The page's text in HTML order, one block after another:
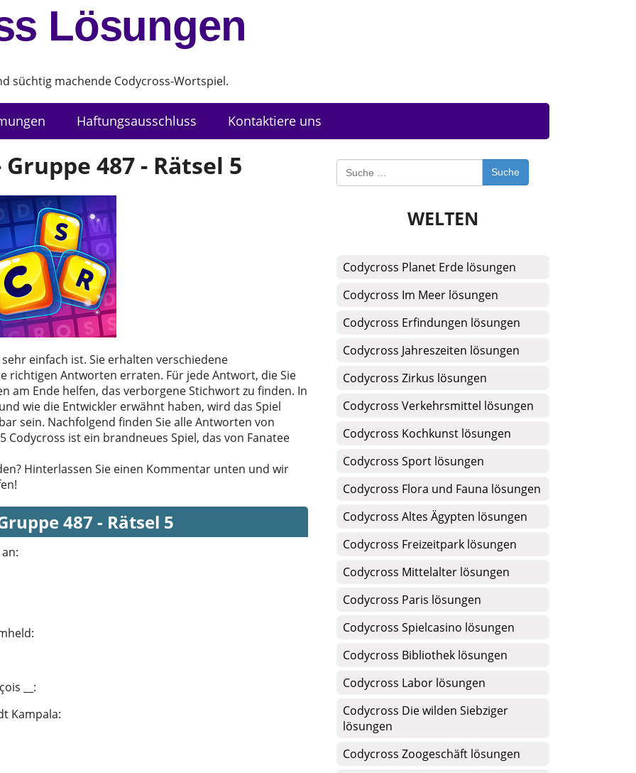
Lösungen
süchtig machende Codycross-Wortspiel.
Haftungsausschluss Kontaktiere uns
487 - Rätsel 5
einfach ist. Sie erhalten verschiedene
richtigen Antworten erraten. Für jede Antwort, die Sie
am Ende helfen, das verborgene Stichwort zu finden. In
wie die Entwickler erwähnt haben, wird das Spiel
sein. Nachfolgend finden Sie alle Antworten von
Codycross ist ein brandneues Spiel, das von Fanatee
Hinterlassen Sie einen Kommentar unten und wir
487 - Rätsel 5
:
:
__ :
Kampala:
Suche
WELTEN
Codycross Planet Erde lösungen
Codycross Im Meer lösungen
Codycross Erfindungen lösungen
Codycross Jahreszeiten lösungen
Codycross Zirkus lösungen
Codycross Verkehrsmittel lösungen
Codycross Kochkunst lösungen
Codycross Sport lösungen
Codycross Flora und Fauna lösungen
Codycross Altes Ägypten lösungen
Codycross Freizeitpark lösungen
Codycross Mittelalter lösungen
Codycross Paris lösungen
Codycross Spielcasino lösungen
Codycross Bibliothek lösungen
Codycross Labor lösungen
Codycross Die wilden Siebziger
lösungen
Codycross Zoogeschäft lösungen